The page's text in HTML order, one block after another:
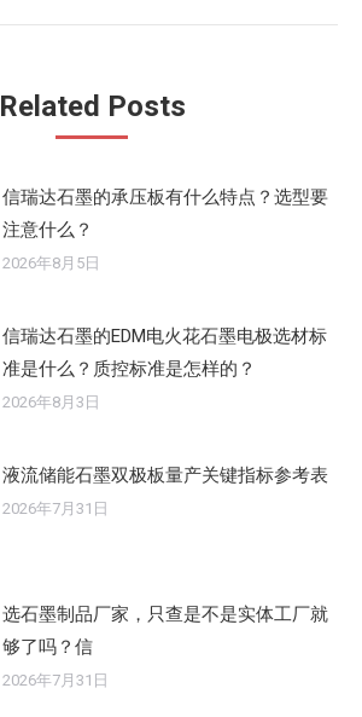
的
Related Posts
信瑞达石墨的承压板有什么特点？选型要
注意什么？
2026年8月5日
信瑞达石墨的EDM电火花石墨电极选材标
准是什么？质控标准是怎样的？
2026年8月3日
液流储能石墨双极板量产关键指标参考表
2026年7月31日
选石墨制品厂家，只查是不是实体工厂就
够了吗？信
2026年7月31日